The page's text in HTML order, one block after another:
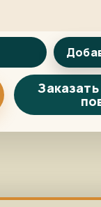
Арт-помощница
ArtsShop.ru